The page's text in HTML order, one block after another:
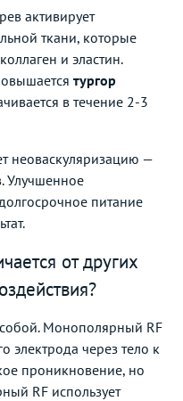
активирует
ткани, которые
и эластин.
тургор
в течение 2-3
неоваскуляризацию —
Улучшенное
питание
от других
Монополярный RF
электрода через тело к
проникновение, но
RF использует